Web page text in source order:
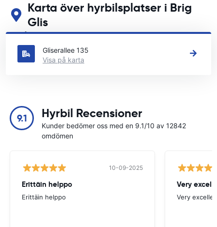
Karta över hyrbilsplatser i Brig
Glis
Se våra huvudsakliga biluthyrningsplatser i Brig Glis
Gliserallee 135
Visa på karta
9.1 Hyrbil Recensioner
Kunder bedömer oss med en 9.1/10 av 12842
omdömen
10-09-2025
Erittäin helppo
Erittäin helppo
Very
Very